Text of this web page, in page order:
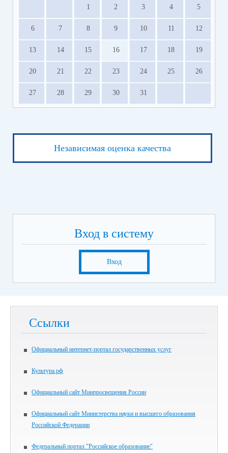
1 2 3 4 5
6 7 8 9 10 11 12
13 14 15 16 17 18 19
20 21 22 23 24 25 26
27 28 29 30 31
Независимая оценка качества
Вход в систему
Вход
Ссылки
Официальный интернет-портал государственных услуг
Культура.рф
Официальный сайт Минпросвещения России
Официальный сайт Министерства науки и высшего образования
Российской Федерации
Федеральный портал "Российское образование"